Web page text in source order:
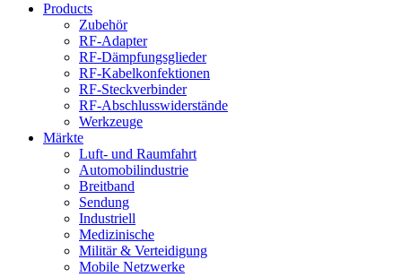
Products
Zubehör
RF-Adapter
RF-Dämpfungsglieder
RF-Kabelkonfektionen
RF-Steckverbinder
RF-Abschlusswiderstände
Werkzeuge
Märkte
Luft- und Raumfahrt
Automobilindustrie
Breitband
Sendung
Industriell
Medizinische
Militär & Verteidigung
Mobile Netzwerke